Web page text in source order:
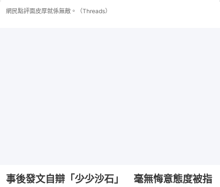
網民點評面皮厚就係無敵。（Threads）
事後發文自辯「少少沙石」 毫無悔意態度被指